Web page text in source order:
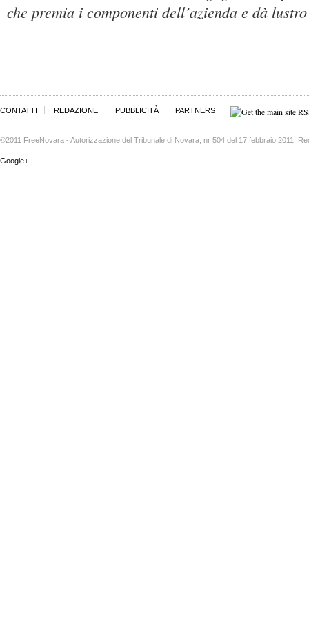
che premia i componenti dell’azienda e dà
CONTATTI REDAZIONE PUBBLICITÀ PARTNERS
©2011 FreeNovara - Autorizzazione del Tribunale di Novara, nr 504 del 17 febbraio 2011.
Google+